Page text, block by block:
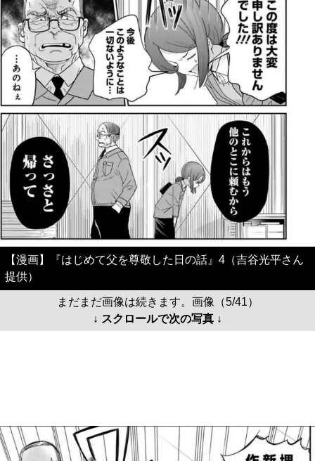
【漫画】『はじめて父を尊敬した日の話』4（吉谷光平さん
提供）
まだまだ画像は続きます。画像（5/41）
↓ スクロールで次の写真 ↓